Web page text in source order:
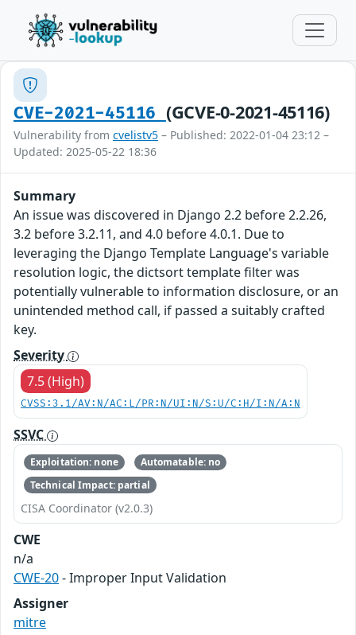
CVE-2021-45116 (GCVE-0-2021-45116)
Vulnerability from cvelistv5 – Published: 2022-01-04 23:12 –
Updated: 2025-05-22 18:36
Summary
An issue was discovered in Django 2.2 before 2.2.26,
3.2 before 3.2.11, and 4.0 before 4.0.1. Due to
leveraging the Django Template Language's variable
resolution logic, the dictsort template filter was
potentially vulnerable to information disclosure, or an
unintended method call, if passed a suitably crafted
key.
Severity
7.5 (High)
CVSS:3.1/AV:N/AC:L/PR:N/UI:N/S:U/C:H/I:N/A:N
SSVC
Exploitation: none
Automatable: no
Technical Impact: partial
CISA Coordinator (v2.0.3)
CWE
n/a
CWE-20- Improper Input Validation
Assigner
mitre